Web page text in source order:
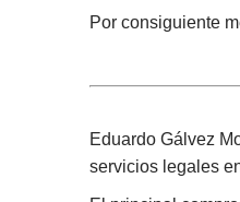
Por consiguiente
Eduardo Gálvez
servicios legales